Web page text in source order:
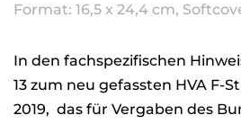
Format: 16,5 x 24,4 cm,
In den fachspezifischen
13 zum neu gefassten HVA F-
2019, das für Vergaben des